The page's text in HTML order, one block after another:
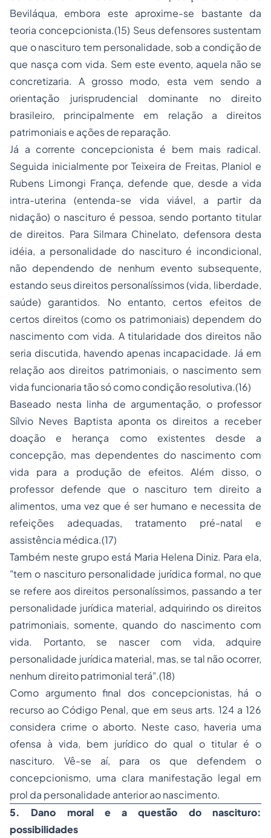
Beviláqua, embora este aproxime-se bastante da
teoria concepcionista.(15) Seus defensores sustentam
que o nascituro tem personalidade, sob a condição de
que nasça com vida. Sem este evento, aquela não se
concretizaria. A grosso modo, esta vem sendo a
orientação jurisprudencial dominante no direito
brasileiro, principalmente em relação a direitos
patrimoniais e ações de reparação.
Já a corrente concepcionista é bem mais radical.
Seguida inicialmente por Teixeira de Freitas, Planiol e
Rubens Limongi França, defende que, desde a vida
intra-uterina (entenda-se vida viável, a partir da
nidação) o nascituro é pessoa, sendo portanto titular
de direitos. Para Silmara Chinelato, defensora desta
idéia, a personalidade do nascituro é incondicional,
não dependendo de nenhum evento subsequente,
estando seus direitos personalíssimos (vida, liberdade,
saúde) garantidos. No entanto, certos efeitos de
certos direitos (como os patrimoniais) dependem do
nascimento com vida. A titularidade dos direitos não
seria discutida, havendo apenas incapacidade. Já em
relação aos direitos patrimoniais, o nascimento sem
vida funcionaria tão só como condição resolutiva.(16)
Baseado nesta linha de argumentação, o professor
Sílvio Neves Baptista aponta os direitos a receber
doação e herança como existentes desde a
concepção, mas dependentes do nascimento com
vida para a produção de efeitos. Além disso, o
professor defende que o nascituro tem direito a
alimentos, uma vez que é ser humano e necessita de
refeições adequadas, tratamento pré-natal e
assistência médica.(17)
Também neste grupo está Maria Helena Diniz. Para ela,
"tem o nascituro personalidade jurídica formal, no que
se refere aos direitos personalíssimos, passando a ter
personalidade jurídica material, adquirindo os direitos
patrimoniais, somente, quando do nascimento com
vida. Portanto, se nascer com vida, adquire
personalidade jurídica material, mas, se tal não ocorrer,
nenhum direito patrimonial terá".(18)
Como argumento final dos concepcionistas, há o
recurso ao Código Penal, que em seus arts. 124 a 126
considera crime o aborto. Neste caso, haveria uma
ofensa à vida, bem jurídico do qual o titular é o
nascituro. Vê-se aí, para os que defendem o
concepcionismo, uma clara manifestação legal em
prol da personalidade anterior ao nascimento.
5. Dano moral e a questão do nascituro:
possibilidades